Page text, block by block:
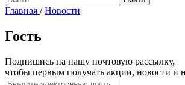
Главная / Новости
Гость
Подпишись на нашу почтовую рассылку,
чтобы первым получать акции, новости и